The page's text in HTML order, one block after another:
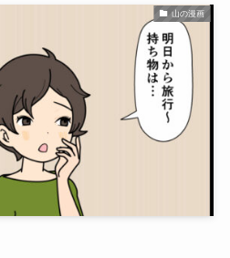
山の漫画